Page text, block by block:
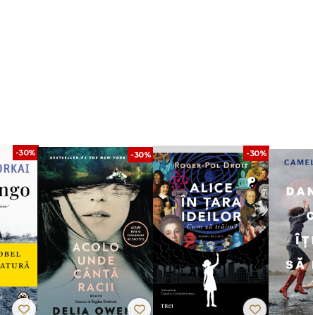
ta superbă, cețoasă dintr-un oraș provincial și cețos – cu voi doi
pe Dunăre – undeva în superbii ani ’70, în aburii provinciali și cețoși ai
-30% -30% -30%